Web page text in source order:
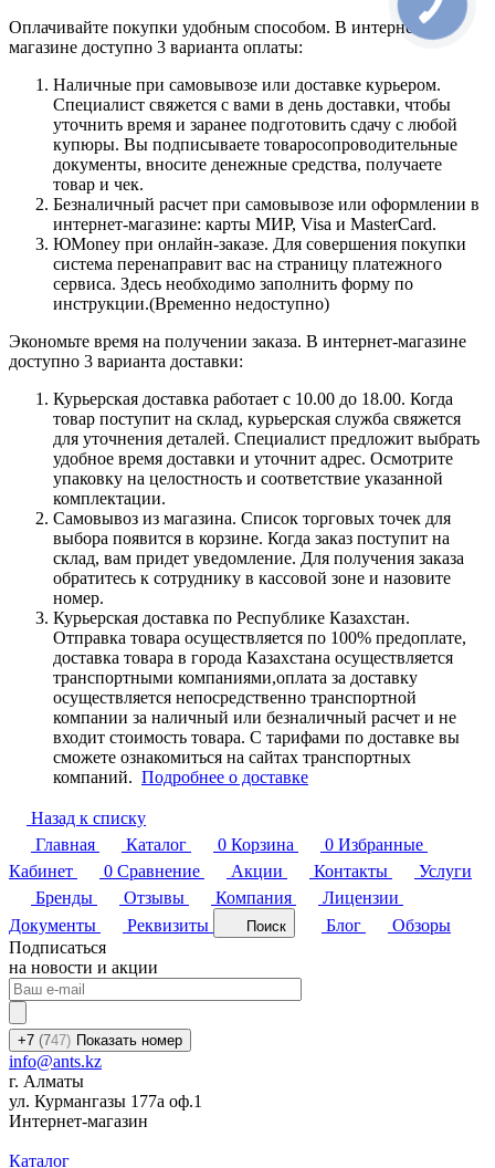
Оплачивайте покупки удобным способом. В интернет-
магазине доступно 3 варианта оплаты:
Наличные при самовывозе или доставке курьером.
Специалист свяжется с вами в день доставки, чтобы
уточнить время и заранее подготовить сдачу с любой
купюры. Вы подписываете товаросопроводительные
документы, вносите денежные средства, получаете
товар и чек.
Безналичный расчет при самовывозе или оформлении в
интернет-магазине: карты МИР, Visa и MasterCard.
ЮMoney при онлайн-заказе. Для совершения покупки
система перенаправит вас на страницу платежного
сервиса. Здесь необходимо заполнить форму по
инструкции.(Временно недоступно)
Экономьте время на получении заказа. В интернет-магазине
доступно 3 варианта доставки:
Курьерская доставка работает с 10.00 до 18.00. Когда
товар поступит на склад, курьерская служба свяжется
для уточнения деталей. Специалист предложит выбрать
удобное время доставки и уточнит адрес. Осмотрите
упаковку на целостность и соответствие указанной
комплектации.
Самовывоз из магазина. Список торговых точек для
выбора появится в корзине. Когда заказ поступит на
склад, вам придет уведомление. Для получения заказа
обратитесь к сотруднику в кассовой зоне и назовите
номер.
Курьерская доставка по Республике Казахстан.
Отправка товара осуществляется по 100% предоплате,
доставка товара в города Казахстана осуществляется
транспортными компаниями,оплата за доставку
осуществляется непосредственно транспортной
компании за наличный или безналичный расчет и не
входит стоимость товара. С тарифами по доставке вы
сможете ознакомиться на сайтах транспортных
компаний. Подробнее о доставке
Назад к списку
Главная
Каталог 0 Корзина 0 Избранные
Кабинет
0 Сравнение Акции Контакты
Услуги
Бренды
Отзывы Компания
Лицензии
Документы
Реквизиты Поиск Блог
Обзоры
Подписаться
на новости и акции
+7 (747) Показать номер
info@ants.kz
г. Алматы
ул. Курмангазы 177а оф.1
Интернет-магазин
Каталог